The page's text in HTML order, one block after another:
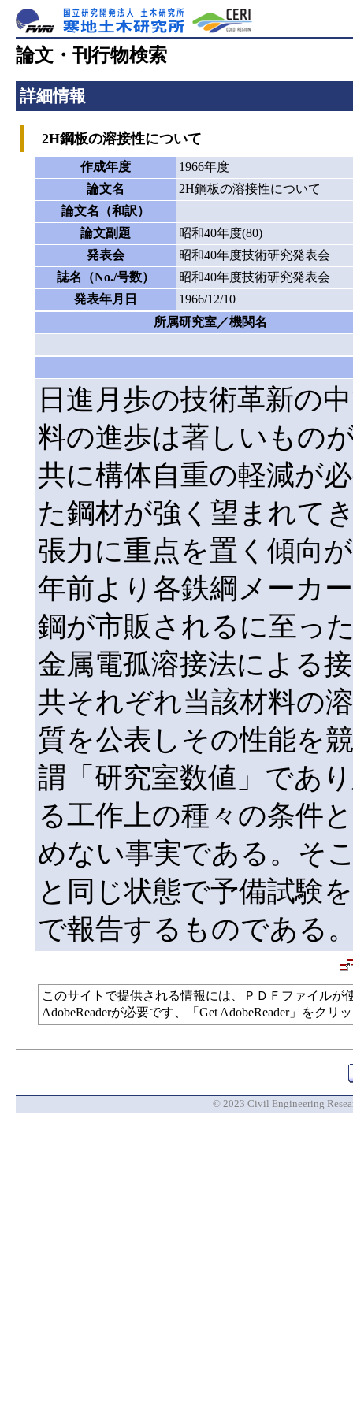
論文・刊行物検索
詳細情報
2H鋼板の溶接性について
作成年度
1966年度
論文名
2H鋼板の溶接性について
論文名（和訳）
論文副題
昭和40年度(80)
発表会
昭和40年度技術研究発表会
誌名（No./号数）
昭和40年度技術研究発表会
発表年月日
1966/12/10
所属研究室／機関名
日進月歩の技術革新の
料の進歩は著しいもの
共に構体自重の軽減が
た鋼材が強く望まれて
張力に重点を置く傾向
年前より各鉄綱メーカ
鋼が市販されるに至っ
金属電孤溶接法による
共それぞれ当該材料の
質を公表しその性能を
謂「研究室数値」であ
る工作上の種々の条件
めない事実である。そ
と同じ状態で予備試験
で報告するものである
このサイトで提供される情報には、ＰＤＦファイル
AdobeReaderが必要です、「Get AdobeReader」をク
© 2023 Civil Engineering